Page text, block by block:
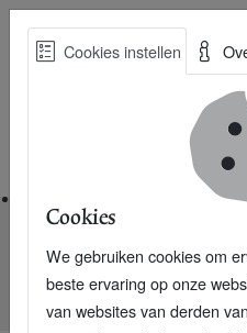
Skip
Best Practices voor een
Nieuwsarchief
Volvo C30 oplaadbaar aan
Cookies instellen
Cookies
We gebruiken cookies om
beste ervaring op onze
van websites van derden